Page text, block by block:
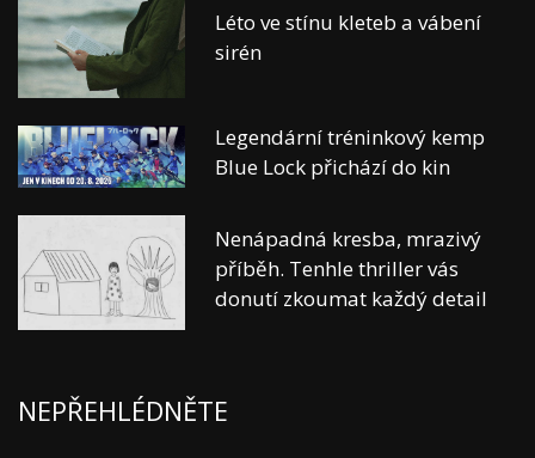
Léto ve stínu kleteb a vábení
sirén
Legendární tréninkový kemp
Blue Lock přichází do kin
Nenápadná kresba, mrazivý
příběh. Tenhle thriller vás
donutí zkoumat každý detail
NEPŘEHLÉDNĚTE